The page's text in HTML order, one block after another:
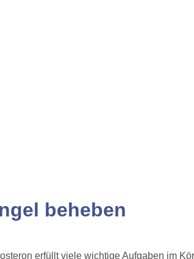
beheben
erfüllt viele wichtige Aufgaben im